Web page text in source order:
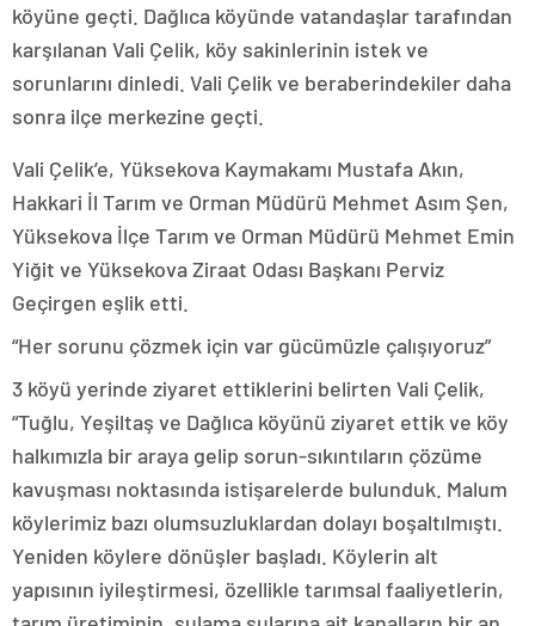
köyüne geçti. Dağlıca köyünde vatandaşlar tarafından
karşılanan Vali Çelik, köy sakinlerinin istek ve
sorunlarını dinledi. Vali Çelik ve beraberindekiler daha
sonra ilçe merkezine geçti.
Vali Çelik’e, Yüksekova Kaymakamı Mustafa Akın,
Hakkari İl Tarım ve Orman Müdürü Mehmet Asım Şen,
Yüksekova İlçe Tarım ve Orman Müdürü Mehmet Emin
Yiğit ve Yüksekova Ziraat Odası Başkanı Perviz
Geçirgen eşlik etti.
“Her sorunu çözmek için var gücümüzle çalışıyoruz”
3 köyü yerinde ziyaret ettiklerini belirten Vali Çelik,
“Tuğlu, Yeşiltaş ve Dağlıca köyünü ziyaret ettik ve köy
halkımızla bir araya gelip sorun-sıkıntıların çözüme
kavuşması noktasında istişarelerde bulunduk. Malum
köylerimiz bazı olumsuzluklardan dolayı boşaltılmıştı.
Yeniden köylere dönüşler başladı. Köylerin alt
yapısının iyileştirmesi, özellikle tarımsal faaliyetlerin,